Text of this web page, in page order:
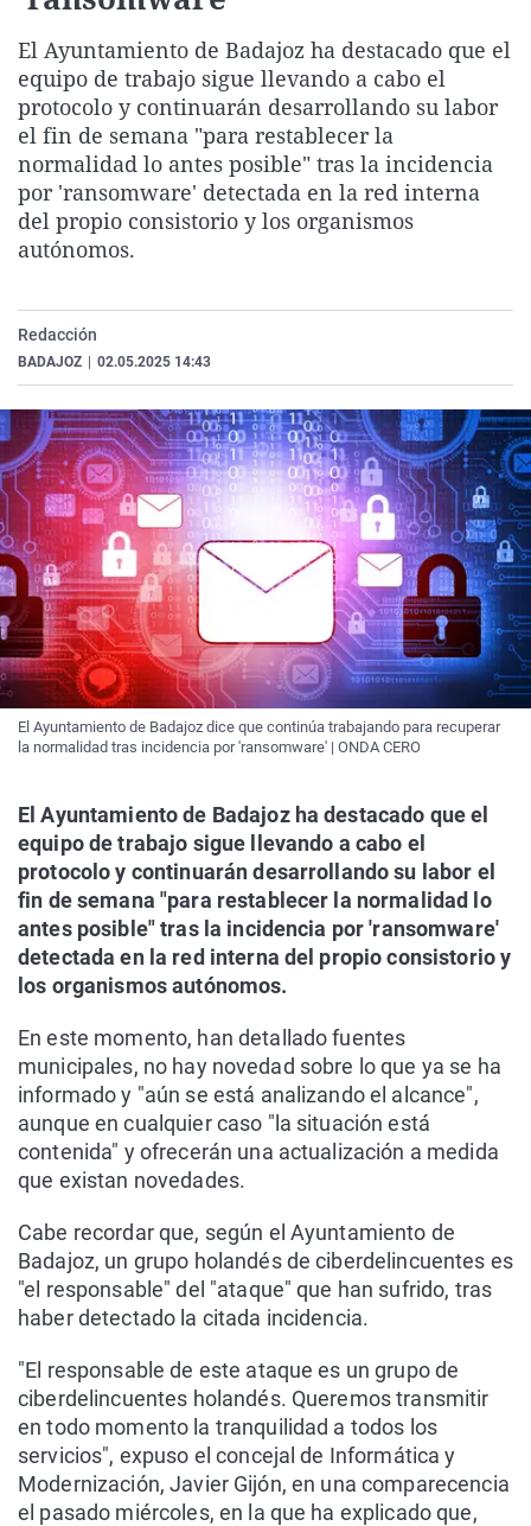
Gente viajera
Como el perro y el
Retornados
Equipo de
Operación Viuda
Galicia
La Rioja
Navarra
País Vasco
Televisión
Elecciones
El Ayuntamiento de Badajoz ha destacado que el
equipo de trabajo sigue llevando a cabo el
protocolo y continuarán desarrollando su labor
el fin de semana "para restablecer la
normalidad lo antes posible" tras la incidencia
por 'ransomware' detectada en la red interna
del propio consistorio y los organismos
autónomos.
Redacción
BADAJOZ 02.05.2025 14:43
El Ayuntamiento de Badajoz dice que continúa trabajando para recuperar
la normalidad tras incidencia por 'ransomware' | ONDA CERO
El Ayuntamiento de Badajoz ha destacado que el
equipo de trabajo sigue llevando a cabo el
protocolo y continuarán desarrollando su labor el
fin de semana "para restablecer la normalidad lo
antes posible" tras la incidencia por 'ransomware'
detectada en la red interna del propio consistorio y
los organismos autónomos.
En este momento, han detallado fuentes
municipales, no hay novedad sobre lo que ya se ha
informado y "aún se está analizando el alcance",
aunque en cualquier caso "la situación está
contenida" y ofrecerán una actualización a medida
que existan novedades.
Cabe recordar que, según el Ayuntamiento de
Badajoz, un grupo holandés de ciberdelincuentes es
"el responsable" del "ataque" que han sufrido, tras
haber detectado la citada incidencia.
"El responsable de este ataque es un grupo de
ciberdelincuentes holandés. Queremos transmitir
en todo momento la tranquilidad a todos los
servicios", expuso el concejal de Informática y
Modernización, Javier Gijón, en una comparecencia
el pasado miércoles, en la que ha explicado que,